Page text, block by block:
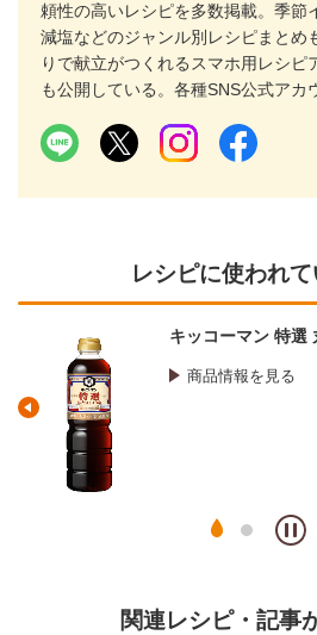
頼性の高いレシピを多数掲載。季節
減塩などのジャンル別レシピまとめ
りで献立がつくれるスマホ用レシピ
も公開している。各種SNS公式アカ
レシピに使われ
キッコーマン 特選
商品情報を見る
関連レシピ・記事